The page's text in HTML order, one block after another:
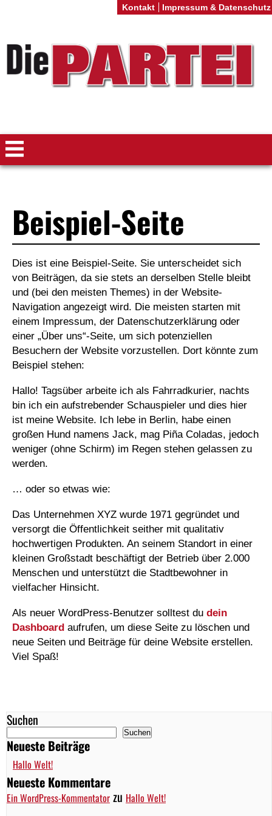
Suchen
Suchen
Neueste Beiträge
Hallo Welt!
Neueste Kommentare
Ein WordPress-Kommentator zu Hallo Welt!
Beispiel-Seite
Dies ist eine Beispiel-Seite. Sie unterscheidet sich
von Beiträgen, da sie stets an derselben Stelle bleibt
und (bei den meisten Themes) in der Website-
Navigation angezeigt wird. Die meisten starten mit
einem Impressum, der Datenschutzerklärung oder
einer „Über uns“-Seite, um sich potenziellen
Besuchern der Website vorzustellen. Dort könnte zum
Beispiel stehen:
Hallo! Tagsüber arbeite ich als Fahrradkurier, nachts
bin ich ein aufstrebender Schauspieler und dies hier
ist meine Website. Ich lebe in Berlin, habe einen
großen Hund namens Jack, mag Piña Coladas, jedoch
weniger (ohne Schirm) im Regen stehen gelassen zu
werden.
… oder so etwas wie:
Das Unternehmen XYZ wurde 1971 gegründet und
versorgt die Öffentlichkeit seither mit qualitativ
hochwertigen Produkten. An seinem Standort in einer
kleinen Großstadt beschäftigt der Betrieb über 2.000
Menschen und unterstützt die Stadtbewohner in
vielfacher Hinsicht.
Als neuer WordPress-Benutzer solltest du dein
Dashboard aufrufen, um diese Seite zu löschen und
neue Seiten und Beiträge für deine Website erstellen.
Viel Spaß!
Kontakt Impressum & Datenschutz